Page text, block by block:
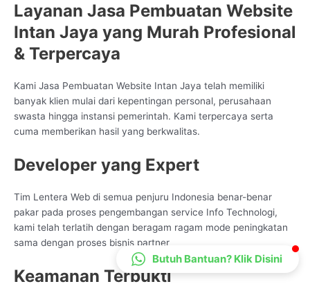
Layanan Jasa Pembuatan Website
Intan Jaya yang Murah Profesional
& Terpercaya
Kami Jasa Pembuatan Website Intan Jaya telah memiliki
banyak klien mulai dari kepentingan personal, perusahaan
swasta hingga instansi pemerintah. Kami terpercaya serta
cuma memberikan hasil yang berkwalitas.
Developer yang Expert
Tim Lentera Web di semua penjuru Indonesia benar-benar
pakar pada proses pengembangan service Info Technologi,
kami telah terlatih dengan beragam ragam mode peningkatan
sama dengan proses bisnis partner
Keamanan Terbukti
Online
Butuh Bantuan? Klik Disini